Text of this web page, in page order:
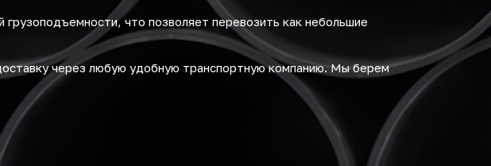
грузоподъемности, что позволяет перевозить как небольшие
через любую удобную транспортную компанию. Мы берем